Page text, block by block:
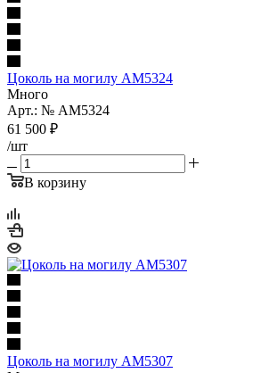
Цоколь на могилу AM5324
Много
Арт.: № AM5324
61 500 ₽
/шт
В корзину
Цоколь на могилу AM5307